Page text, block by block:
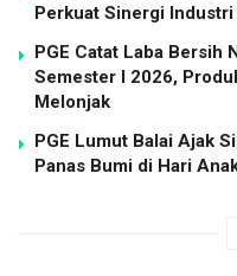
Perkuat Sinergi Industri
PGE Catat Laba Bersih
Semester I 2026,
Melonjak
PGE Lumut Balai Ajak
Panas Bumi di Hari